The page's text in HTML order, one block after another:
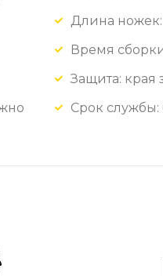
Длина ножек:
Время
Защита: края
Срок службы: